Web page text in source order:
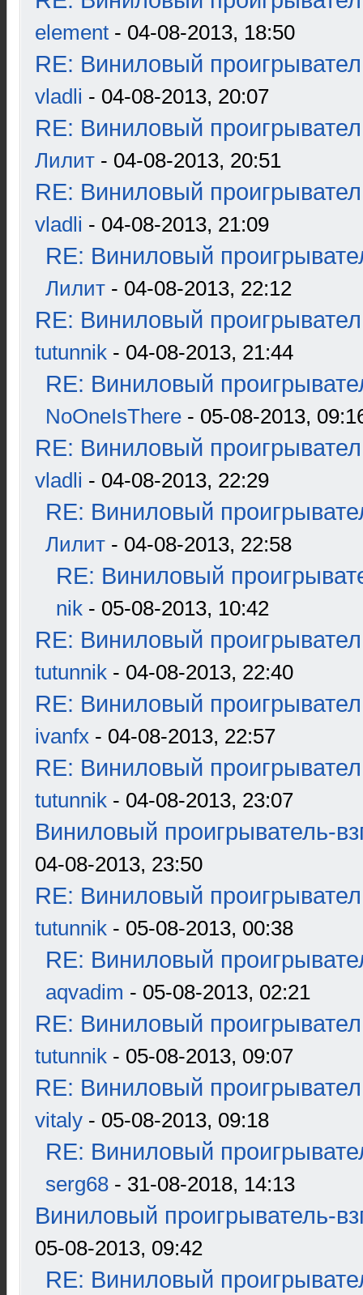
element - 04-08-2013, 18:50
RE: Виниловый
vladli - 04-08-2013, 20:07
RE: Виниловый
Лилит - 04-08-2013, 20:51
RE: Виниловый
vladli - 04-08-2013, 21:09
RE: Виниловый
Лилит - 04-08-2013, 22:12
RE: Виниловый
tutunnik - 04-08-2013, 21:44
RE: Виниловый
NoOneIsThere - 05-08-2013,
RE: Виниловый
vladli - 04-08-2013, 22:29
RE: Виниловый
Лилит - 04-08-2013, 22:58
RE: Виниловый
nik - 05-08-2013, 10:42
RE: Виниловый
tutunnik - 04-08-2013, 22:40
RE: Виниловый
ivanfx - 04-08-2013, 22:57
RE: Виниловый
tutunnik - 04-08-2013, 23:07
Виниловый проигрыватель-
04-08-2013, 23:50
RE: Виниловый
tutunnik - 05-08-2013, 00:38
RE: Виниловый
aqvadim - 05-08-2013, 02:21
RE: Виниловый
tutunnik - 05-08-2013, 09:07
RE: Виниловый
vitaly - 05-08-2013, 09:18
RE: Виниловый
serg68 - 31-08-2018, 14:13
Виниловый проигрыватель-
05-08-2013, 09:42
RE: Виниловый